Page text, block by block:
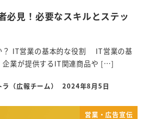
必見！必要なスキルとステッ
？ IT営業の基本的な役割 IT営業の基
企業が提供するIT関連商品や […]
ラ（広報チーム） 2024年8月5日
営業・広告宣伝